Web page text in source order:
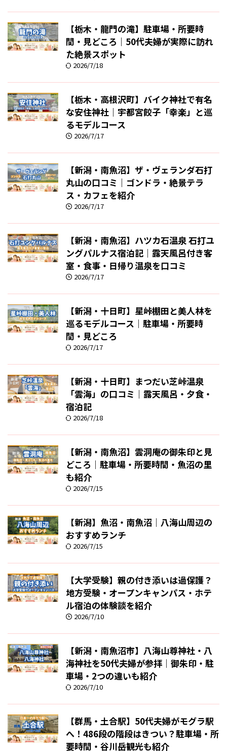
【栃木・龍門の滝】駐車場・所要時
間・見どころ｜50代夫婦が実際に訪れ
た絶景スポット
2026/7/18
【栃木・高根沢町】バイク神社で有名
な安住神社｜宇都宮餃子「幸楽」と巡
るモデルコース
2026/7/17
【新潟・南魚沼】ザ・ヴェランダ石打
丸山の口コミ｜ゴンドラ・絶景テラ
ス・カフェを紹介
2026/7/17
【新潟・南魚沼】ハツカ石温泉 石打ユ
ングパルナス宿泊記｜露天風呂付き客
室・食事・日帰り温泉を口コミ
2026/7/17
【新潟・十日町】星峠棚田と美人林を
巡るモデルコース｜駐車場・所要時
間・見どころ
2026/7/17
【新潟・十日町】まつだい芝峠温泉
「雲海」の口コミ｜露天風呂・夕食・
宿泊記
2026/7/18
【新潟・南魚沼】雲洞庵の御朱印と見
どころ｜駐車場・所要時間・魚沼の里
も紹介
2026/7/15
【新潟】魚沼・南魚沼｜八海山周辺の
おすすめランチ
2026/7/15
【大学受験】親の付き添いは過保護？
地方受験・オープンキャンパス・ホテ
ル宿泊の体験談を紹介
2026/7/10
【新潟・南魚沼市】八海山尊神社・八
海神社を50代夫婦が参拝｜御朱印・駐
車場・2つの違いも紹介
2026/7/10
【群馬・土合駅】50代夫婦がモグラ駅
へ！486段の階段はきつい？駐車場・所
要時間・谷川岳観光も紹介